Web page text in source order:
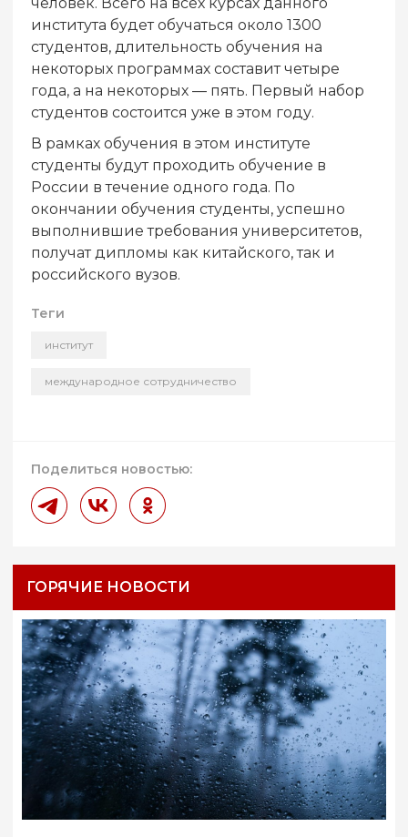
института будет обучаться около 1300
студентов, длительность обучения на
некоторых программах составит четыре
года, а на некоторых — пять. Первый набор
студентов состоится уже в этом году.
В рамках обучения в этом институте
студенты будут проходить обучение в
России в течение одного года. По
окончании обучения студенты, успешно
выполнившие требования университетов,
получат дипломы как китайского, так и
российского вузов.
Теги
институт
международное сотрудничество
Поделиться новостью:
ГОРЯЧИЕ НОВОСТИ